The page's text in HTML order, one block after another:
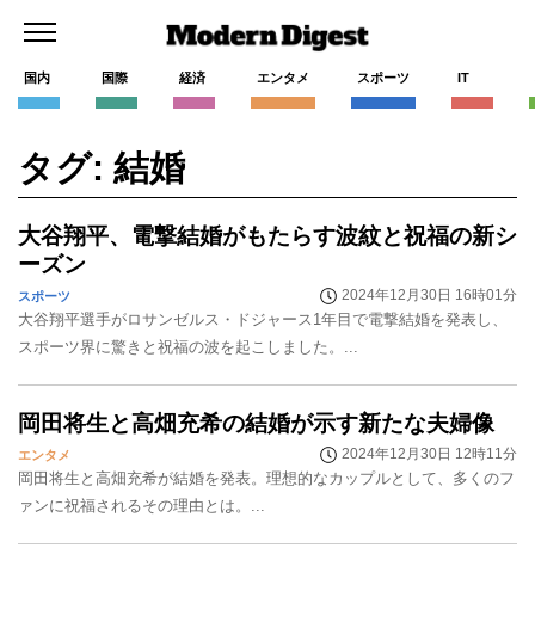
国内 国際 経済 エンタメ スポーツ IT
タグ: 結婚
大谷翔平、電撃結婚がもたらす波紋と祝福の新シ
ーズン
スポーツ 2024年12月30日 16時01分
大谷翔平選手がロサンゼルス・ドジャース1年目で電撃結婚を発表し、
スポーツ界に驚きと祝福の波を起こしました。...
岡田将生と高畑充希の結婚が示す新たな夫婦像
エンタメ 2024年12月30日 12時11分
岡田将生と高畑充希が結婚を発表。理想的なカップルとして、多くのフ
ァンに祝福されるその理由とは。...